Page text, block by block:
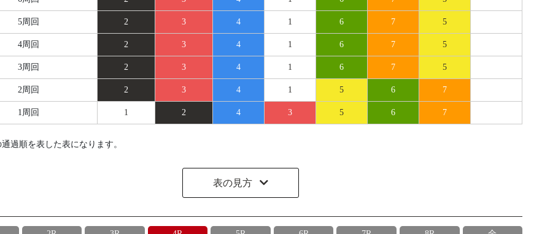
5周回 2 3 4 1 6 7 5
4周回 2 3 4 1 6 7 5
3周回 2 3 4 1 6 7 5
2周回 2 3 4 1 5 6 7
1周回 1 2 4 3 5 6 7
過順を表した表になります。
表の見方